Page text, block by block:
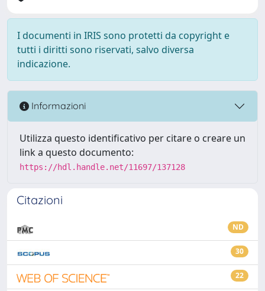
I documenti in IRIS sono protetti da copyright e
tutti i diritti sono riservati, salvo diversa
indicazione.
Informazioni
Utilizza questo identificativo per citare o creare un
link a questo documento:
https://hdl.handle.net/11697/137128
Citazioni
ND
30
22